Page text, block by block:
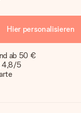
Hier personalisieren
ab 50 €
4,8/5